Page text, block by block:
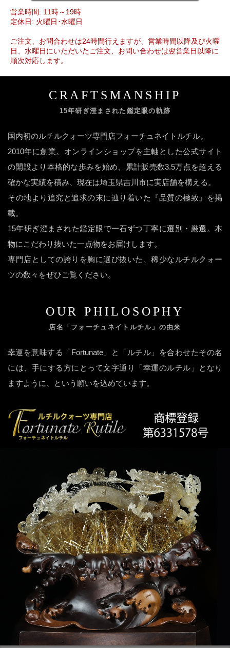
営業時間: 11時～19時
定休日: 火曜日･水曜日
ご注文、お問合わせは24時間行えますが、営業時間以降及び火曜
日、水曜日にいただいたご注文、お問い合わせは翌営業日以降に
順次対応します。
CRAFTSMANSHIP
15年研ぎ澄まされた鑑定眼の軌跡
国内初のルチルクォーツ専門店フォーチュネイトルチル。
2010年に創業。オンラインショップを主軸とした公式サイト
の開設より本格的な歩みを始め、累計販売数3.5万点を超える
確かな実績を積み、現在は埼玉県吉川市に実店舗を構える。
その地より追究と追求の末に辿り着いた『品質の極致』を掲
載。
15年研ぎ澄まされた鑑定眼で一石ずつ丁寧に選別・厳選。本
物にこだわり抜いた一点物をお届けします。
専門店としての誇りを胸に選び抜いた、稀少なルチルクォー
ツの数々をぜひご覧ください。
OUR PHILOSOPHY
店名「フォーチュネイトルチル」の由来
幸運を意味する「Fortunate」と「ルチル」を合わせたその名
には、手にする方にとって文字通り「幸運のルチル」となり
ますように、という願いを込めています。